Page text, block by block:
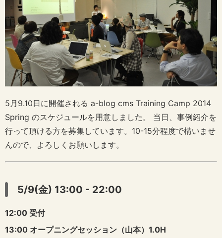
5月9.10日に開催される a-blog cms Training Camp 2014
Spring のスケジュールを用意しました。 当日、事例紹介を
行って頂ける方を募集しています。10-15分程度で構いませ
んので、よろしくお願いします。
5/9(金) 13:00 - 22:00
12:00 受付
13:00 オープニングセッション（山本）1.0H